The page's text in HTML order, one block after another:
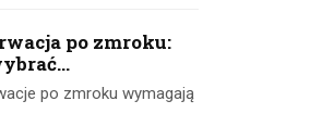
po zmroku:
po zmroku wymagają